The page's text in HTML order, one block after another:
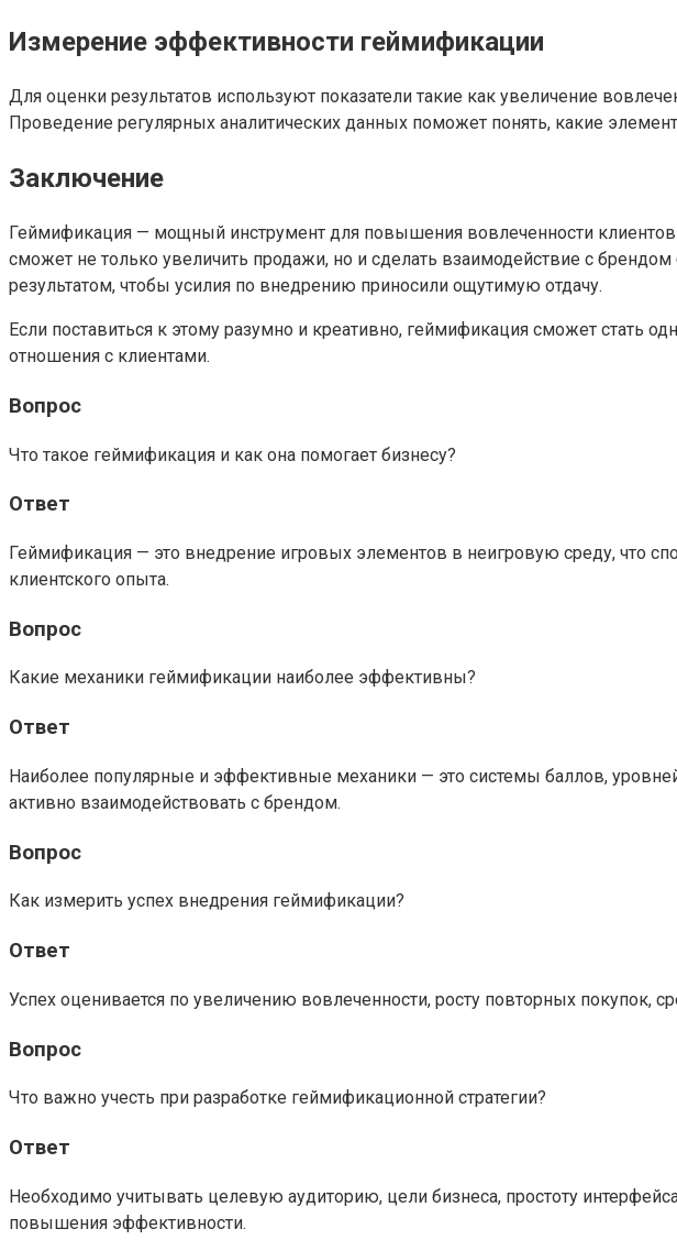
Измерение эффективности геймификации
Для оценки результатов используют показатели такие как увеличение
Проведение регулярных аналитических данных поможет понять, какие
Заключение
Геймификация — мощный инструмент для повышения вовлеченности
сможет не только увеличить продажи, но и сделать взаимодействие с
результатом, чтобы усилия по внедрению приносили ощутимую отдачу.
Если поставиться к этому разумно и креативно, геймификация сможет стать
отношения с клиентами.
Вопрос
Что такое геймификация и как она помогает бизнесу?
Ответ
Геймификация — это внедрение игровых элементов в неигровую среду, что
клиентского опыта.
Вопрос
Какие механики геймификации наиболее эффективны?
Ответ
Наиболее популярные и эффективные механики — это системы баллов,
активно взаимодействовать с брендом.
Вопрос
Как измерить успех внедрения геймификации?
Ответ
Успех оценивается по увеличению вовлеченности, росту повторных покупок,
Вопрос
Что важно учесть при разработке геймификационной стратегии?
Ответ
Необходимо учитывать целевую аудиторию, цели бизнеса, простоту
повышения эффективности.